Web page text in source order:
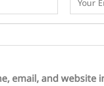
email, and website